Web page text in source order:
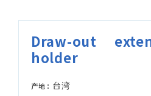
Draw-out
holder
产地： 台湾